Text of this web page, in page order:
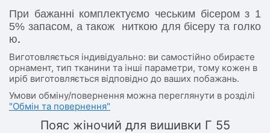
При бажанні комплектуємо чеським бісером з 1
5% запасом, а також ниткою для бісеру та голко
ю.
Виготовляється індивідуально: ви самостійно обираєте
орнамент, тип тканини та інші параметри, тому кожен в
иріб виготовляється відповідно до ваших побажань.
Умови обміну/повернення можна переглянути в розділі
"Обмін та повернення"
Пояс жіночий для вишивки Г 55